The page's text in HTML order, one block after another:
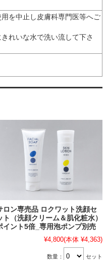
を中止し皮膚科専門医等へご
れいな水で洗い流して下さ
ロン専売品 ロクワット洗顔セ
ト（洗顔クリーム＆肌化粧水）
イント5倍_専用泡ポンプ別売
¥4,800(本体 ¥4,363)
数量： セット